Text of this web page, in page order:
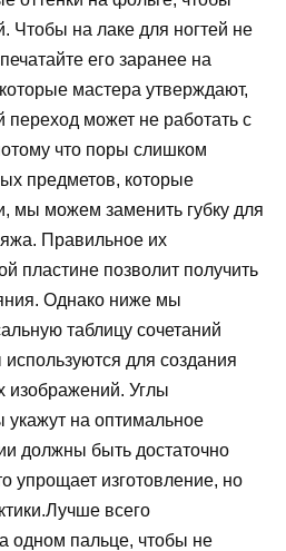
Чтобы на лаке для ногтей не
его заранее на
мастера утверждают,
может не работать с
что поры слишком
предметов, которые
мы можем заменить губку для
Правильное их
пластине позволит получить
Однако ниже мы
таблицу сочетаний
для создания
изображений. Углы
на оптимальное
должны быть достаточно
упрощает изготовление, но
всего
одном пальце, чтобы не